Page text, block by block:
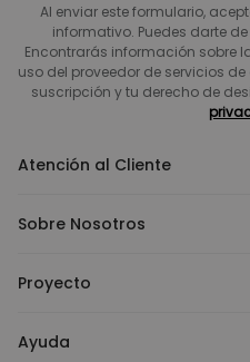
Al enviar este formulario,
informativo. Puedes darte
Encontrarás información sobre
uso del proveedor de servicios
suscripción y tu derecho de
Atención al Cliente
Sobre Nosotros
Proyecto
Ayuda